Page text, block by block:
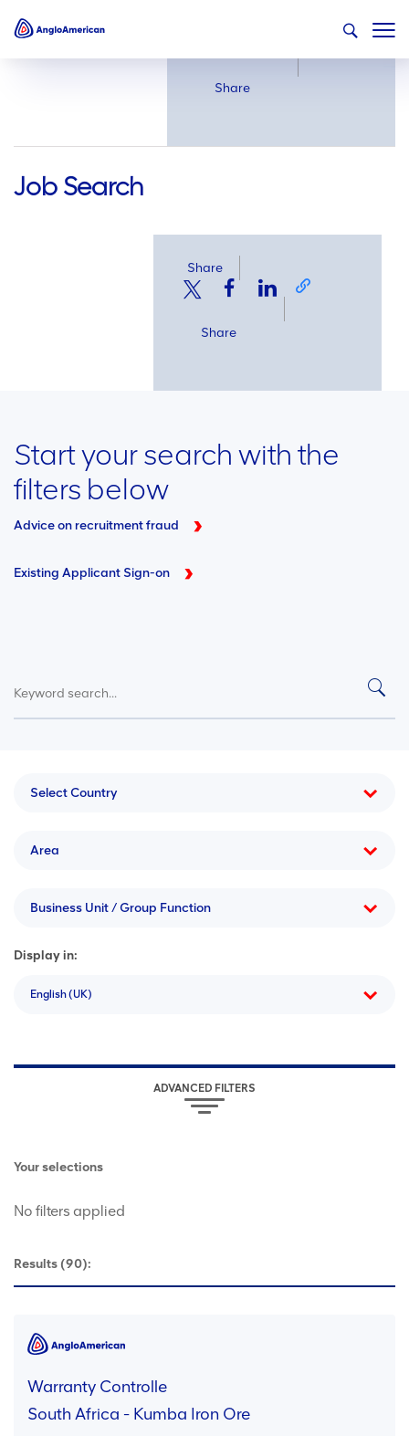
Share
Job Search
Share
Share
Start your search with the
filters below
Advice on recruitment fraud
Existing Applicant Sign-on
Select Country
Area
Business Unit / Group Function
Display in:
English (UK)
ADVANCED FILTERS
Your selections
No filters applied
Results (90):
Warranty Controlle
South Africa - Kumba Iron Ore